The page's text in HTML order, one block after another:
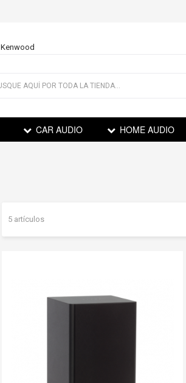
Kenwood
CAR AUDIO HOME AUDIO
5artículos